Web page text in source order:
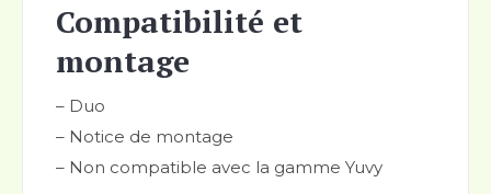
Compatibilité et
montage
– Duo
– Notice de montage
– Non compatible avec la gamme Yuvy